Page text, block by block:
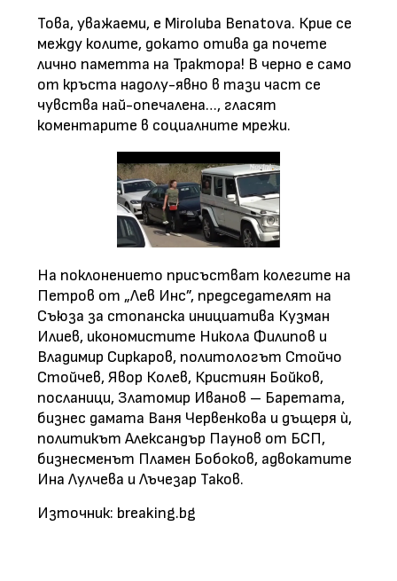
Това, уважаеми, е Miroluba Benatova. Крие се
между колите, докато отива да почете
лично паметта на Трактора! В черно е само
от кръста надолу-явно в тази част се
чувства най-опечалена…, гласят
коментарите в социалните мрежи.
На поклонението присъстват колегите на
Петров от „Лев Инс”, председателят на
Съюза за стопанска инициатива Кузман
Илиев, икономистите Никола Филипов и
Владимир Сиркаров, политологът Стойчо
Стойчев, Явор Колев, Кристиян Бойков,
посланици, Златомир Иванов – Баретата,
бизнес дамата Ваня Червенкова и дъщеря ѝ,
политикът Александър Паунов от БСП,
бизнесменът Пламен Бобоков, адвокатите
Ина Лулчева и Лъчезар Таков.
Източник: breaking.bg